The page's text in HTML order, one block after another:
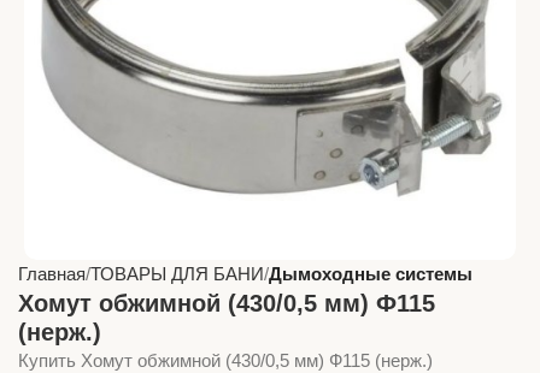
Главная ТОВАРЫ ДЛЯ БАНИ Дымоходные системы
Хомут обжимной (430/0,5 мм) Ф115
(нерж.)
Купить Хомут обжимной (430/0,5 мм) Ф115 (нерж.)